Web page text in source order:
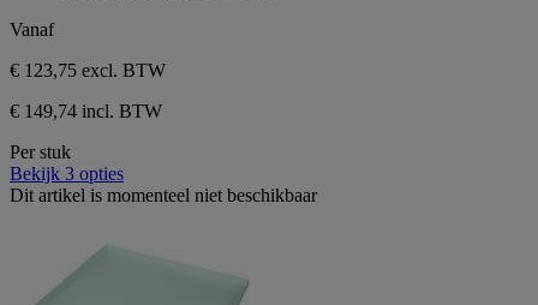
Vanaf
€ 123,75 excl. BTW
€ 149,74 incl. BTW
Per stuk
Bekijk 3 opties
Dit artikel is momenteel niet beschikbaar